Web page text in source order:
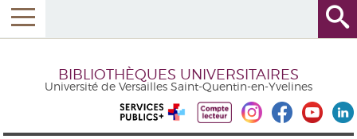
BIBLIOTHÈQUES UNIVERSITAIRES
Université de Versailles Saint-Quentin-en-Yvelines